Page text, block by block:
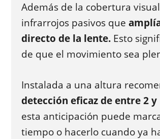
Además de la cobertura
infrarrojos pasivos que
directo de la lente. Esto
de que el movimiento sea
Instalada a una altura
detección eficaz de entre 2
esta anticipación puede
tiempo o hacerlo cuando ya